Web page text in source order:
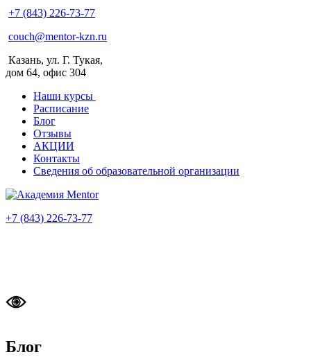
+7 (843) 226-73-77
couch@mentor-kzn.ru
Казань, ул. Г. Тукая,
дом 64, офис 304
Наши курсы
Расписание
Блог
Отзывы
АКЦИИ
Контакты
Сведения об образовательной организации
+7 (843) 226-73-77
Блог